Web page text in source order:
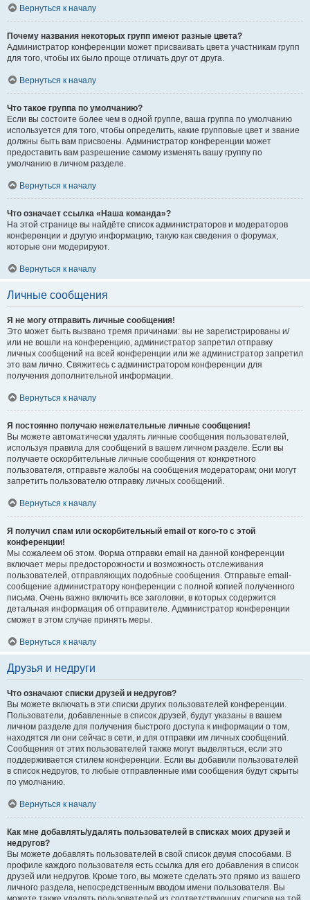
Вернуться к началу
Почему названия некоторых групп имеют разные цвета?
Администратор конференции может присваивать цвета участникам групп
для того, чтобы их было проще отличать друг от друга.
Вернуться к началу
Что такое группа по умолчанию?
Если вы состоите более чем в одной группе, ваша группа по умолчанию
используется для того, чтобы определить, какие групповые цвет и звание
должны быть вам присвоены. Администратор конференции может
предоставить вам разрешение самому изменять вашу группу по
умолчанию в личном разделе.
Вернуться к началу
Что означает ссылка «Наша команда»?
На этой странице вы найдёте список администраторов и модераторов
конференции и другую информацию, такую как сведения о форумах,
которые они модерируют.
Вернуться к началу
Личные сообщения
Я не могу отправить личные сообщения!
Это может быть вызвано тремя причинами: вы не зарегистрированы и/
или не вошли на конференцию, администратор запретил отправку
личных сообщений на всей конференции или же администратор запретил
это вам лично. Свяжитесь с администратором конференции для
получения дополнительной информации.
Вернуться к началу
Я постоянно получаю нежелательные личные сообщения!
Вы можете автоматически удалять личные сообщения пользователей,
используя правила для сообщений в вашем личном разделе. Если вы
получаете оскорбительные личные сообщения от конкретного
пользователя, отправьте жалобы на сообщения модераторам; они могут
запретить пользователю отправку личных сообщений.
Вернуться к началу
Я получил спам или оскорбительный email от кого-то с этой
конференции!
Мы сожалеем об этом. Форма отправки email на данной конференции
включает меры предосторожности и возможность отслеживания
пользователей, отправляющих подобные сообщения. Отправьте email-
сообщение администратору конференции с полной копией полученного
письма. Очень важно включить все заголовки, в которых содержится
детальная информация об отправителе. Администратор конференции
сможет в этом случае принять меры.
Вернуться к началу
Друзья и недруги
Что означают списки друзей и недругов?
Вы можете включать в эти списки других пользователей конференции.
Пользователи, добавленные в список друзей, будут указаны в вашем
личном разделе для получения быстрого доступа к информации о том,
находятся ли они сейчас в сети, и для отправки им личных сообщений.
Сообщения от этих пользователей также могут выделяться, если это
поддерживается стилем конференции. Если вы добавили пользователей
в список недругов, то любые отправленные ими сообщения будут скрыты
по умолчанию.
Вернуться к началу
Как мне добавлять/удалять пользователей в списках моих друзей и
недругов?
Вы можете добавлять пользователей в свой список двумя способами. В
профиле каждого пользователя есть ссылка для его добавления в список
друзей или недругов. Кроме того, вы можете сделать это прямо из вашего
личного раздела, непосредственным вводом имени пользователя. Вы